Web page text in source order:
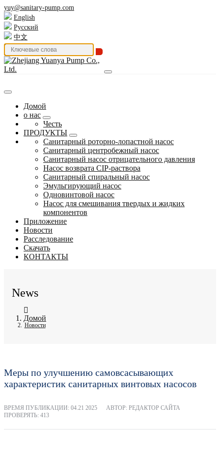
yuy@sanitary-pump.com
English
Русский
中文
Домой
о нас
Честь
ПРОДУКТЫ
Санитарный роторно-лопастной насос
Санитарный центробежный насос
Санитарный насос отрицательного давления
Насос возврата CIP-раствора
Санитарный спиральный насос
Эмульгирующий насос
Одновинтовой насос
Насос для смешивания твердых и жидких
компонентов
Приложение
Новости
Расследование
Скачать
КОНТАКТЫ
News
Домой
Новости
Меры по улучшению самовсасывающих
характеристик санитарных винтовых насосов
ВРЕМЯ ПУБЛИКАЦИИ: 04.21 2025
АВТОР: РЕДАКТОР САЙТА
ПРОВЕРЯТЬ: 413